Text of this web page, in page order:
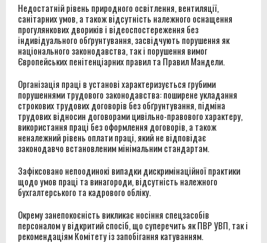
Недостатній рівень природного освітлення, вентиляції,
санітарних умов, а також відсутність належного оснащення
прогулянкових двориків і відеоспостереження без
індивідуального обґрунтування, засвідчують порушення як
національного законодавства, так і порушення вимог
Європейських пенітенціарних правил та Правил Мандели.
Організація праці в установі характеризується грубими
порушеннями трудового законодавства: поширене укладання
строкових трудових договорів без обґрунтування, підміна
трудових відносин договорами цивільно-правового характеру,
використання праці без оформлення договорів, а також
неналежний рівень оплати праці, який не відповідає
законодавчо встановленим мінімальним стандартам.
Зафіксовано непоодинокі випадки дискримінаційної практики
щодо умов праці та винагороди, відсутність належного
бухгалтерського та кадрового обліку.
Окрему занепокоєність викликає носіння спецзасобів
персоналом у відкритий спосіб, що суперечить як ПВР УВП, так і
рекомендаціям Комітету із запобігання катуванням.